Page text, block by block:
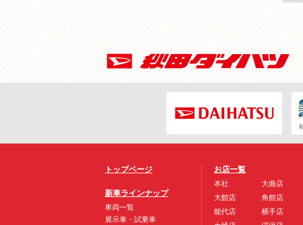
トップページ
新車ラインナップ
車両一覧
展示車・試乗車
お店一覧
本社
大館店
能代店
大曲店
角館店
横手店